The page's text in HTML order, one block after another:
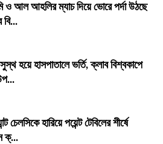
ও আল আহলির ম্যাচ দিয়ে ভোরে পর্দা উঠছে
বি...
হয়ে হাসপাতালে ভর্তি, ক্লাব বিশ্বকাপে
চেলসিকে হারিয়ে পয়েন্ট টেবিলের শীর্ষে
ক্...